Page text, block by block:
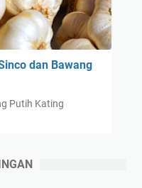
dan Bawang
Putih Kating